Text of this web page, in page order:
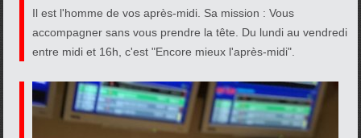
Il est l'homme de vos après-midi. Sa mission : Vous
accompagner sans vous prendre la tête. Du lundi au vendredi
entre midi et 16h, c'est "Encore mieux l'après-midi".